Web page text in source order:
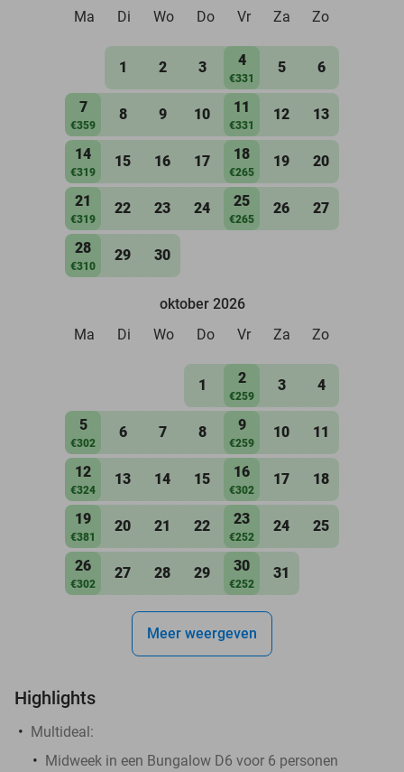
Ma
Di Wo Do Vr Za Zo
1 2 3 4
€331
5 6
7
€359
8 9 10 11
€331
12 13
14
€319
15 16 17 18
€265
19 20
21
€319
22 23 24 25
€265
26 27
28
€310
29 30
oktober 2026
Ma
Di Wo Do Vr Za Zo
1 2
€259
3 4
5
€302
6 7 8 9
€259
10 11
12
€324
13 14 15 16
€302
17 18
19
€381
20 21 22 23
€252
24 25
26
€302
27 28 29 30
€252
31
Meer weergeven
Highlights
Multideal:
Midweek in een Bungalow D6 voor 6 personen